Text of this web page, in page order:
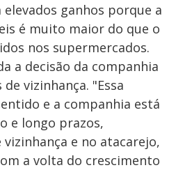
ganhos porque a
é muito maior do que o
nos supermercados.
a decisão da companhia
vizinhança. "Essa
e a companhia está
e longo prazos,
e no atacarejo,
a volta do crescimento